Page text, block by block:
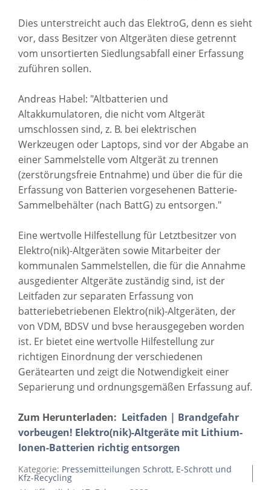
Dies unterstreicht auch das ElektroG, denn es sieht
vor, dass Besitzer von Altgeräten diese getrennt
vom unsortierten Siedlungsabfall einer Erfassung
zuführen sollen.
Andreas Habel: "Altbatterien und
Altakkumulatoren, die nicht vom Altgerät
umschlossen sind, z. B. bei elektrischen
Werkzeugen oder Laptops, sind vor der Abgabe an
einer Sammelstelle vom Altgerät zu trennen
(zerstörungsfreie Entnahme) und über die für die
Erfassung von Batterien vorgesehenen Batterie-
Sammelbehälter (nach BattG) zu entsorgen."
Eine wertvolle Hilfestellung für Letztbesitzer von
Elektro(nik)-Altgeräten sowie Mitarbeiter der
kommunalen Sammelstellen, die für die Annahme
ausgedienter Altgeräte zuständig sind, ist der
Leitfaden zur separaten Erfassung von
batteriebetriebenen Elektro(nik)-Altgeräten, der
von VDM, BDSV und bvse herausgegeben worden
ist. Er bietet eine wertvolle Hilfestellung zur
richtigen Einordnung der verschiedenen
Gerätearten und zeigt die Notwendigkeit einer
Separierung und ordnungsgemäßen Erfassung auf.
Zum Herunterladen: Leitfaden | Brandgefahr
vorbeugen! Elektro(nik)-Altgeräte mit Lithium-
Ionen-Batterien richtig entsorgen
Kategorie: Pressemitteilungen Schrott, E-Schrott und
Kfz-Recycling